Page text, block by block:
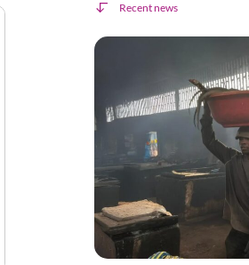
Recent news